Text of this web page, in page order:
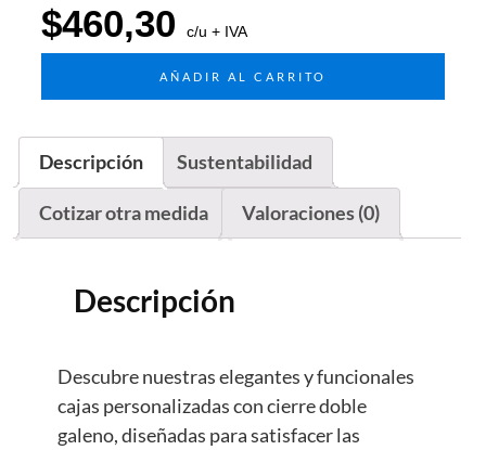
$460,30 c/u + IVA
AÑADIR AL CARRITO
Descripción Sustentabilidad
Cotizar otra medida Valoraciones (0)
Descripción
Descubre nuestras elegantes y funcionales
cajas personalizadas con cierre doble
galeno, diseñadas para satisfacer las